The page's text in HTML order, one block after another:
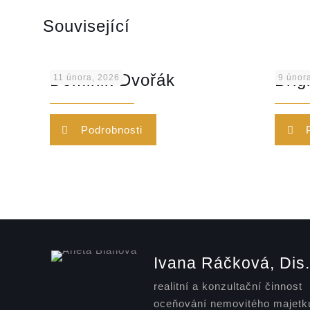
Související
11 února, 2026
Dominik Dvořák
Podrobnosti
9
Ivana Ráčková, Dis.
realitní a konzultační činnost
oceňování nemovitého